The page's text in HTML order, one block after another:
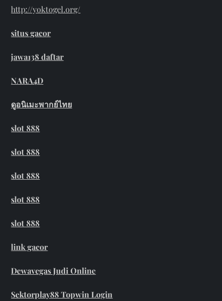
http://yoktogel.org/
situs gacor
jawa138 daftar
NARA4D
ดูอนิเมะพากย์ไทย
slot 888
slot 888
slot 888
slot 888
slot 888
link gacor
Dewavegas Judi Online
Sektorplay88 Topwin Login